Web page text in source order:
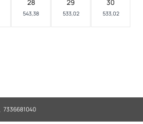
28
543,38
29
533,02
30
533,02
7336681040